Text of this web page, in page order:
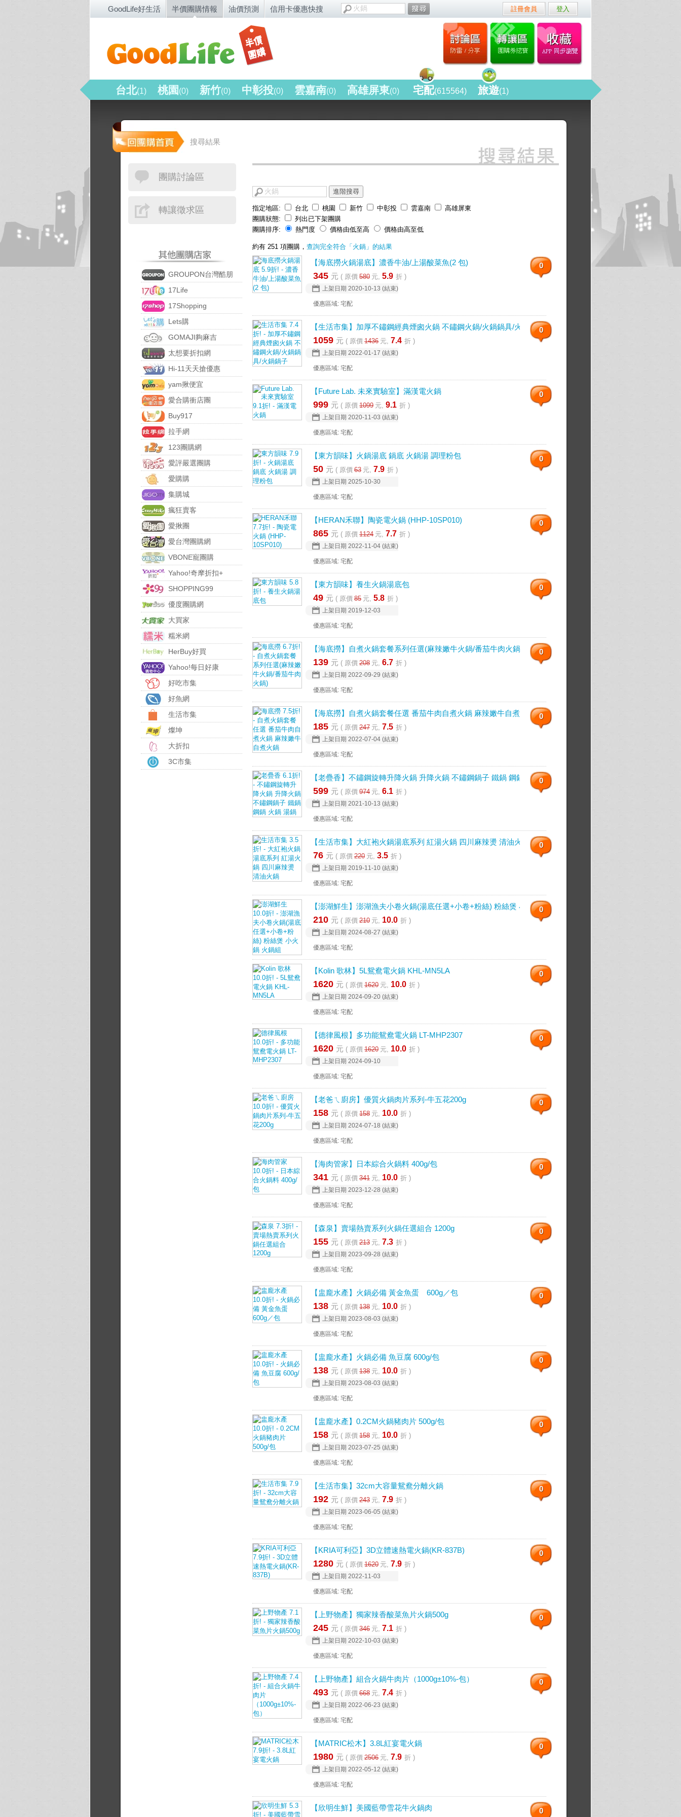
GoodLife好生活 半價團購情報 油價預測 信用卡優惠快搜 註冊會員 登入
台北(1) 桃園 (0) 新竹(0) 中彰投(0) 雲嘉南(0) 高雄屏東(0) 宅配(615564) 旅遊(1)
搜尋結果
團購討論區
轉讓徵求區
GROUPON台灣酷朋
17Life
17Shopping
Lets購
GOMAJI夠麻吉
太想要折扣網
Hi-11天天搶優惠
yam揪便宜
愛合購衝店團
Buy917
拉手網
123團購網
愛評嚴選團購
愛購購
集購城
瘋狂賣客
愛揪團
愛台灣團購網
VBONE寵團購
Yahoo!奇摩折扣+
SHOPPING99
優度團購網
大買家
糯米網
HerBuy好買
Yahoo!每日好康
好吃市集
好魚網
生活市集
燦坤
大折扣
3C市集
進階搜尋
指定地區: 台北 桃園 新竹 中彰投 雲嘉南
高雄屏東
團購狀態:
列出已下架團購
團購排序:
熱門度 價格由低至高 價格由高至低
約有 251 項團購， 查詢完全符合「火鍋」的結果
【海底撈火鍋湯底】濃香牛油/上湯酸菜魚(2 包)
345 元 ( 原價 580 元, 5.9 折 )
0
上架日期 2020-10-13 (結束)
優惠區域: 宅配
【生活市集】加厚不鏽鋼經典煙囪火鍋 不鏽鋼火鍋/火鍋鍋具/火鍋鍋子
1059 元 ( 原價 1436 元, 7.4 折 )
0
上架日期 2022-01-17 (結束)
優惠區域: 宅配
【Future Lab. 未來實驗室】滿漢電火鍋
999 元 ( 原價 1099 元, 9.1 折 )
0
上架日期 2020-11-03 (結束)
優惠區域: 宅配
【東方韻味】火鍋湯底 鍋底 火鍋湯 調理粉包
50 元 ( 原價 63 元, 7.9 折 )
0
上架日期 2025-10-30
優惠區域: 宅配
【HERAN禾聯】陶瓷電火鍋 (HHP-10SP010)
865 元 ( 原價 1124 元, 7.7 折 )
0
上架日期 2022-11-04 (結束)
優惠區域: 宅配
【東方韻味】養生火鍋湯底包
49 元 ( 原價 85 元, 5.8 折 )
0
上架日期 2019-12-03
優惠區域: 宅配
【海底撈】自煮火鍋套餐系列任選(麻辣嫩牛火鍋/番茄牛肉火鍋)
139 元 ( 原價 208 元, 6.7 折 )
0
上架日期 2022-09-29 (結束)
優惠區域: 宅配
【海底撈】自煮火鍋套餐任選 番茄牛肉自煮火鍋 麻辣嫩牛自煮火鍋
185 元 ( 原價 247 元, 7.5 折 )
0
上架日期 2022-07-04 (結束)
優惠區域: 宅配
【老疊香】不鏽鋼旋轉升降火鍋 升降火鍋 不鏽鋼鍋子 鐵鍋 鋼鍋 火鍋 湯鍋
599 元 ( 原價 974 元, 6.1 折 )
0
上架日期 2021-10-13 (結束)
優惠區域: 宅配
【生活市集】大紅袍火鍋湯底系列 紅湯火鍋 四川麻辣燙 清油火鍋
76 元 ( 原價 220 元, 3.5 折 )
0
上架日期 2019-11-10 (結束)
優惠區域: 宅配
【澎湖鮮生】澎湖漁夫小卷火鍋(湯底任選+小卷+粉絲) 粉絲煲 小火鍋 火鍋組
210 元 ( 原價 210 元, 10.0 折 )
0
上架日期 2024-08-27 (結束)
優惠區域: 宅配
【Kolin 歌林】5L鴛鴦電火鍋 KHL-MN5LA
1620 元 ( 原價 1620 元, 10.0 折 )
0
上架日期 2024-09-20 (結束)
優惠區域: 宅配
【德律風根】多功能鴛鴦電火鍋 LT-MHP2307
1620 元 ( 原價 1620 元, 10.0 折 )
0
上架日期 2024-09-10
優惠區域: 宅配
【老爸ㄟ廚房】優質火鍋肉片系列-牛五花200g
158 元 ( 原價 158 元, 10.0 折 )
0
上架日期 2024-07-18 (結束)
優惠區域: 宅配
【海肉管家】日本綜合火鍋料 400g/包
341 元 ( 原價 341 元, 10.0 折 )
0
上架日期 2023-12-28 (結束)
優惠區域: 宅配
【森泉】賣場熱賣系列火鍋任選組合 1200g
155 元 ( 原價 213 元, 7.3 折 )
0
上架日期 2023-09-28 (結束)
優惠區域: 宅配
【盅龐水產】火鍋必備 黃金魚蛋 600g／包
138 元 ( 原價 138 元, 10.0 折 )
0
上架日期 2023-08-03 (結束)
優惠區域: 宅配
【盅龐水產】火鍋必備 魚豆腐 600g/包
138 元 ( 原價 138 元, 10.0 折 )
0
上架日期 2023-08-03 (結束)
優惠區域: 宅配
【盅龐水產】0.2CM火鍋豬肉片 500g/包
158 元 ( 原價 158 元, 10.0 折 )
0
上架日期 2023-07-25 (結束)
優惠區域: 宅配
【生活市集】32cm大容量鴛鴦分離火鍋
192 元 ( 原價 243 元, 7.9 折 )
0
上架日期 2023-06-05 (結束)
優惠區域: 宅配
【KRIA可利亞】3D立體速熱電火鍋(KR-837B)
1280 元 ( 原價 1620 元, 7.9 折 )
0
上架日期 2022-11-03
優惠區域: 宅配
【上野物產】獨家辣香酸菜魚片火鍋500g
245 元 ( 原價 346 元, 7.1 折 )
0
上架日期 2022-10-03 (結束)
優惠區域: 宅配
【上野物產】組合火鍋牛肉片（1000g±10%-包）
493 元 ( 原價 668 元, 7.4 折 )
0
上架日期 2022-06-23 (結束)
優惠區域: 宅配
【MATRIC松木】3.8L紅宴電火鍋
1980 元 ( 原價 2506 元, 7.9 折 )
0
上架日期 2022-05-12 (結束)
優惠區域: 宅配
【欣明生鮮】美國藍帶雪花牛火鍋肉 0